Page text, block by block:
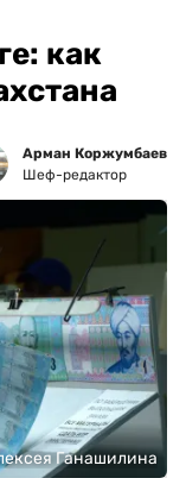
как
Арман Коржумбаев
Шеф-редактор
Ганашилина